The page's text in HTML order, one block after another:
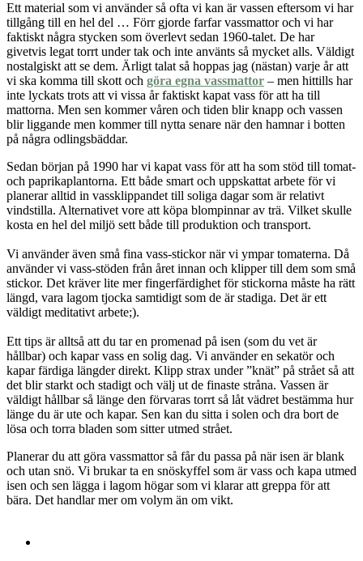
Ett material som vi använder så ofta vi kan är vassen eftersom vi har
tillgång till en hel del … Förr gjorde farfar vassmattor och vi har
faktiskt några stycken som överlevt sedan 1960-talet. De har
givetvis legat torrt under tak och inte använts så mycket alls. Väldigt
nostalgiskt att se dem. Ärligt talat så hoppas jag (nästan) varje år att
vi ska komma till skott och göra egna vassmattor – men hittills har
inte lyckats trots att vi vissa år faktiskt kapat vass för att ha till
mattorna. Men sen kommer våren och tiden blir knapp och vassen
blir liggande men kommer till nytta senare när den hamnar i botten
på några odlingsbäddar.
Sedan början på 1990 har vi kapat vass för att ha som stöd till tomat-
och paprikaplantorna. Ett både smart och uppskattat arbete för vi
planerar alltid in vassklippandet till soliga dagar som är relativt
vindstilla. Alternativet vore att köpa blompinnar av trä. Vilket skulle
kosta en hel del miljö sett både till produktion och transport.
Vi använder även små fina vass-stickor när vi ympar tomaterna. Då
använder vi vass-stöden från året innan och klipper till dem som små
stickor. Det kräver lite mer fingerfärdighet för stickorna måste ha rätt
längd, vara lagom tjocka samtidigt som de är stadiga. Det är ett
väldigt meditativt arbete;).
Ett tips är alltså att du tar en promenad på isen (som du vet är
hållbar) och kapar vass en solig dag. Vi använder en sekatör och
kapar färdiga längder direkt. Klipp strax under ”knät” på strået så att
det blir starkt och stadigt och välj ut de finaste stråna. Vassen är
väldigt hållbar så länge den förvaras torrt så låt vädret bestämma hur
länge du är ute och kapar. Sen kan du sitta i solen och dra bort de
lösa och torra bladen som sitter utmed strået.
Planerar du att göra vassmattor så får du passa på när isen är blank
och utan snö. Vi brukar ta en snöskyffel som är vass och kapa utmed
isen och sen lägga i lagom högar som vi klarar att greppa för att
bära. Det handlar mer om volym än om vikt.